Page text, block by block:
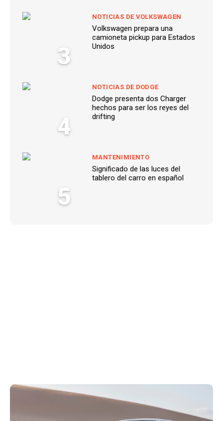
3
NOTICIAS DE VOLKSWAGEN
Volkswagen prepara una
camioneta pickup para Estados
Unidos
4
NOTICIAS DE DODGE
Dodge presenta dos Charger
hechos para ser los reyes del
drifting
5
MANTENIMIENTO
Significado de las luces del
tablero del carro en español